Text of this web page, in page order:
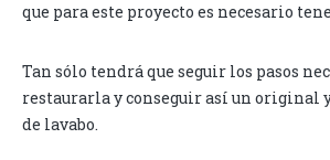
que para este proyecto es necesario
Tan sólo tendrá que seguir los pasos
restaurarla y conseguir así un original
de lavabo.